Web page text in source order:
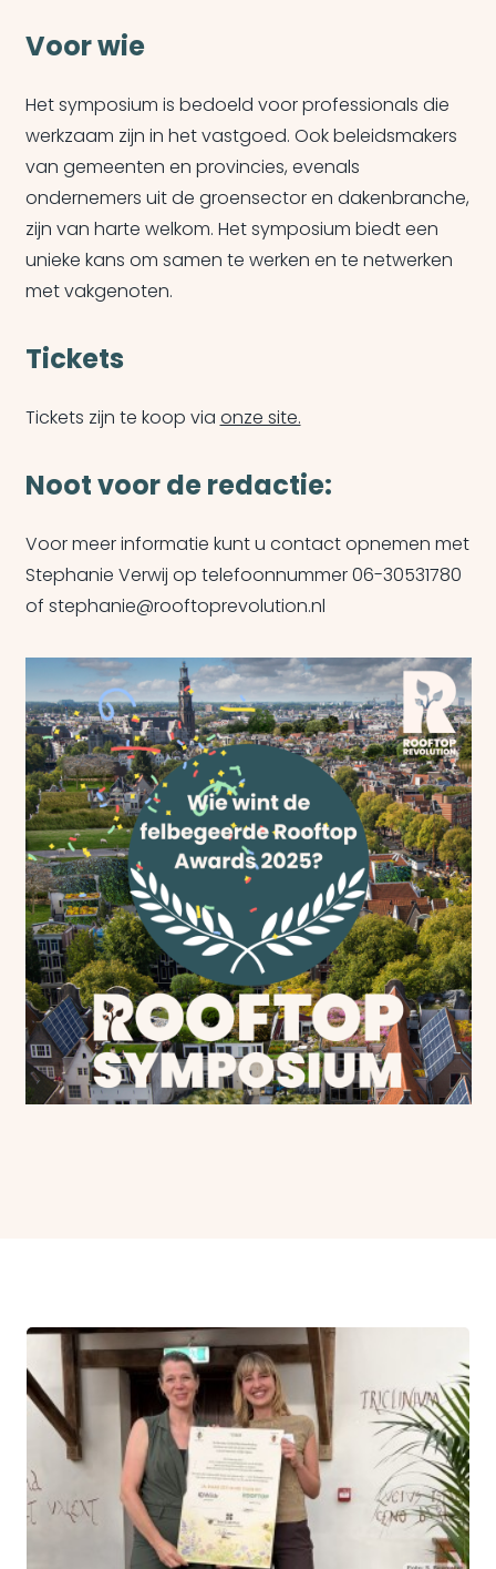
Voor wie
Het symposium is bedoeld voor professionals die
werkzaam zijn in het vastgoed. Ook beleidsmakers
van gemeenten en provincies, evenals
ondernemers uit de groensector en dakenbranche,
zijn van harte welkom. Het symposium biedt een
unieke kans om samen te werken en te netwerken
met vakgenoten.
Tickets
Tickets zijn te koop via onze site.
Noot voor de redactie:
Voor meer informatie kunt u contact opnemen met
Stephanie Verwij op telefoonnummer 06-30531780
of stephanie@rooftoprevolution.nl